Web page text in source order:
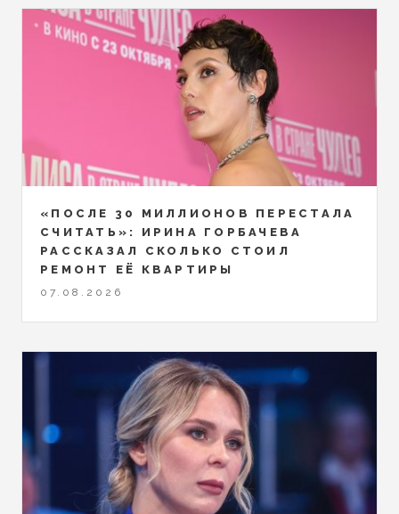
«ПОСЛЕ 30 МИЛЛИОНОВ ПЕРЕСТАЛА
СЧИТАТЬ»: ИРИНА ГОРБАЧЕВА
РАССКАЗАЛ СКОЛЬКО СТОИЛ
РЕМОНТ ЕЁ КВАРТИРЫ
07.08.2026